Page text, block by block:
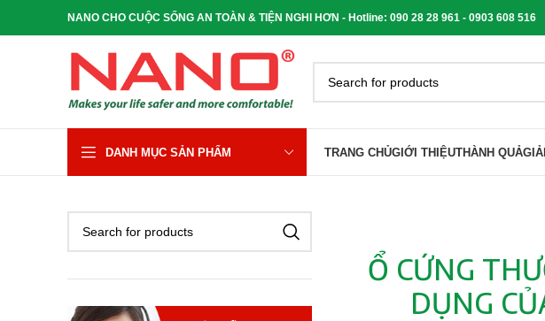
NANO CHO CUỘC SỐNG AN TOÀN & TIỆN NGHI HƠN - Hotline: 090 28 28 961 - 0903 608 516
DANH MỤC SẢN PHẨM TRANG CHỦGIỚI THIỆUTHÀNH QUẢ
Ổ CỨNG
DỤNG